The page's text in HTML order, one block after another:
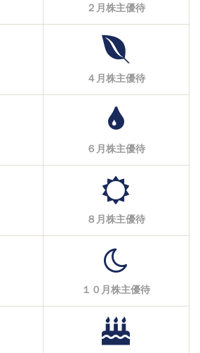
２月株主優待
４月株主優待
６月株主優待
８月株主優待
１０月株主優待